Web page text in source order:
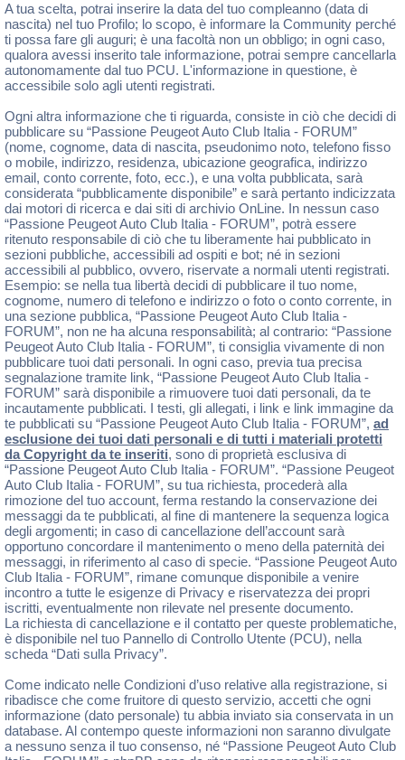
A tua scelta, potrai inserire la data del tuo compleanno (data di
nascita) nel tuo Profilo; lo scopo, è informare la Community perché
ti possa fare gli auguri; è una facoltà non un obbligo; in ogni caso,
qualora avessi inserito tale informazione, potrai sempre cancellarla
autonomamente dal tuo PCU. L'informazione in questione, è
accessibile solo agli utenti registrati.
Ogni altra informazione che ti riguarda, consiste in ciò che decidi di
pubblicare su “Passione Peugeot Auto Club Italia - FORUM”
(nome, cognome, data di nascita, pseudonimo noto, telefono fisso
o mobile, indirizzo, residenza, ubicazione geografica, indirizzo
email, conto corrente, foto, ecc.), e una volta pubblicata, sarà
considerata “pubblicamente disponibile” e sarà pertanto indicizzata
dai motori di ricerca e dai siti di archivio OnLine. In nessun caso
“Passione Peugeot Auto Club Italia - FORUM”, potrà essere
ritenuto responsabile di ciò che tu liberamente hai pubblicato in
sezioni pubbliche, accessibili ad ospiti e bot; né in sezioni
accessibili al pubblico, ovvero, riservate a normali utenti registrati.
Esempio: se nella tua libertà decidi di pubblicare il tuo nome,
cognome, numero di telefono e indirizzo o foto o conto corrente, in
una sezione pubblica, “Passione Peugeot Auto Club Italia -
FORUM”, non ne ha alcuna responsabilità; al contrario: “Passione
Peugeot Auto Club Italia - FORUM”, ti consiglia vivamente di non
pubblicare tuoi dati personali. In ogni caso, previa tua precisa
segnalazione tramite link, “Passione Peugeot Auto Club Italia -
FORUM” sarà disponibile a rimuovere tuoi dati personali, da te
incautamente pubblicati. I testi, gli allegati, i link e link immagine da
te pubblicati su “Passione Peugeot Auto Club Italia - FORUM”, ad
esclusione dei tuoi dati personali e di tutti i materiali protetti
da Copyright da te inseriti, sono di proprietà esclusiva di
“Passione Peugeot Auto Club Italia - FORUM”. “Passione Peugeot
Auto Club Italia - FORUM”, su tua richiesta, procederà alla
rimozione del tuo account, ferma restando la conservazione dei
messaggi da te pubblicati, al fine di mantenere la sequenza logica
degli argomenti; in caso di cancellazione dell’account sarà
opportuno concordare il mantenimento o meno della paternità dei
messaggi, in riferimento al caso di specie. “Passione Peugeot Auto
Club Italia - FORUM”, rimane comunque disponibile a venire
incontro a tutte le esigenze di Privacy e riservatezza dei propri
iscritti, eventualmente non rilevate nel presente documento.
La richiesta di cancellazione e il contatto per queste problematiche,
è disponibile nel tuo Pannello di Controllo Utente (PCU), nella
scheda “Dati sulla Privacy”.
Come indicato nelle Condizioni d’uso relative alla registrazione, si
ribadisce che come fruitore di questo servizio, accetti che ogni
informazione (dato personale) tu abbia inviato sia conservata in un
database. Al contempo queste informazioni non saranno divulgate
a nessuno senza il tuo consenso, né “Passione Peugeot Auto Club